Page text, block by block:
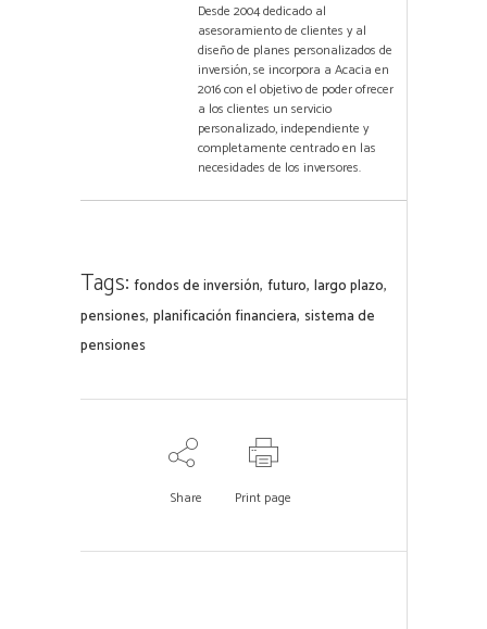
Desde 2004 dedicado al
asesoramiento de clientes y al
diseño de planes personalizados de
inversión, se incorpora a Acacia en
2016 con el objetivo de poder ofrecer
a los clientes un servicio
personalizado, independiente y
completamente centrado en las
necesidades de los inversores.
Tags: fondos de inversión, futuro, largo plazo,
pensiones, planificación financiera, sistema de
pensiones
Share Print page